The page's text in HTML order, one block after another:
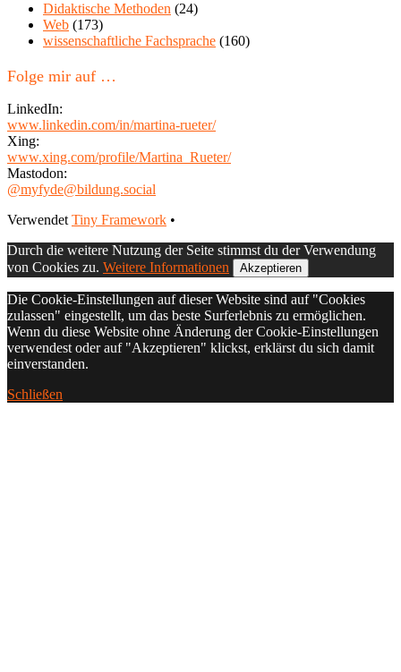
Didaktische Methoden (24)
Web (173)
wissenschaftliche Fachsprache (160)
Folge mir auf …
LinkedIn:
www.linkedin.com/in/martina-rueter/
Xing:
www.xing.com/profile/Martina_Rueter/
Mastodon:
@myfyde@bildung.social
Footer
Inhalt
Verwendet Tiny Framework •
Durch die weitere Nutzung der Seite stimmst du der Verwendung
von Cookies zu. Weitere Informationen Akzeptieren
Die Cookie-Einstellungen auf dieser Website sind auf "Cookies
zulassen" eingestellt, um das beste Surferlebnis zu ermöglichen.
Wenn du diese Website ohne Änderung der Cookie-Einstellungen
verwendest oder auf "Akzeptieren" klickst, erklärst du sich damit
einverstanden.
Schließen